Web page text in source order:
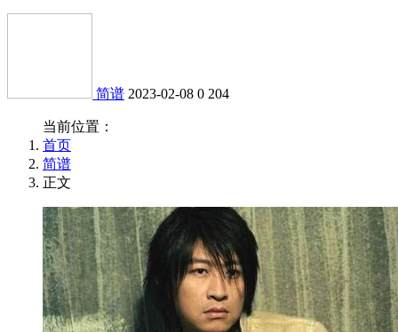
简谱 2023-02-08 0 204
当前位置：
首页
简谱
正文